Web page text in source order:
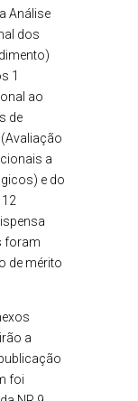
Análise
dos
1
ao
de
a
e do
foram
de mérito
a
foi